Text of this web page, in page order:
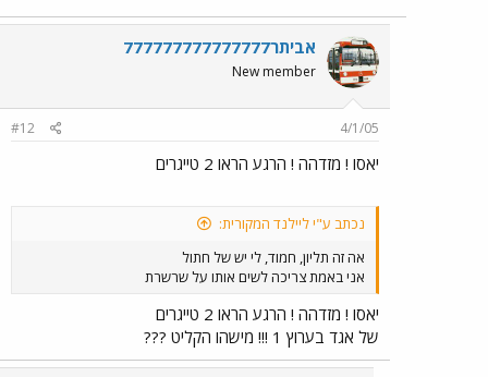
אביתר777777777777777
New member
4/1/05
#12
יאסו ! מזדהה ! הרגע הראו 2 טייגרים
נכתב ע"י ליילנד המקורית:
אה זה תליון, חמוד, לי יש של חתול
אני באמת צריכה לשים אותו על שרשרת
יאסו ! מזדהה ! הרגע הראו 2 טייגרים
של אגד בערוץ 1 !!! מישהו הקליט ???